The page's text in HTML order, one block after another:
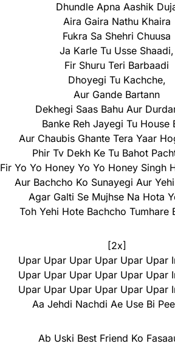
Dhundle Apna Aashik
Aira Gaira Nathu Khaira
Fukra Sa Shehri Chuusa
Ja Karle Tu Usse Shaadi,
Fir Shuru Teri Barbaadi
Dhoyegi Tu Kachche,
Aur Gande Bartann
Dekhegi Saas Bahu Aur
Banke Reh Jayegi Tu House
Aur Chaubis Ghante Tera Yaar
Phir Tv Dekh Ke Tu Bahot
Fir Yo Yo Honey Yo Yo Honey Singh
Aur Bachcho Ko Sunayegi Aur
Agar Galti Se Mujhse Na Hota
Toh Yehi Hote Bachcho Tumhare
[2x]
Upar Upar Upar Upar Upar Upar
Upar Upar Upar Upar Upar Upar
Upar Upar Upar Upar Upar Upar
Aa Jehdi Nachdi Ae Use Bi
Ab Uski Best Friend Ko